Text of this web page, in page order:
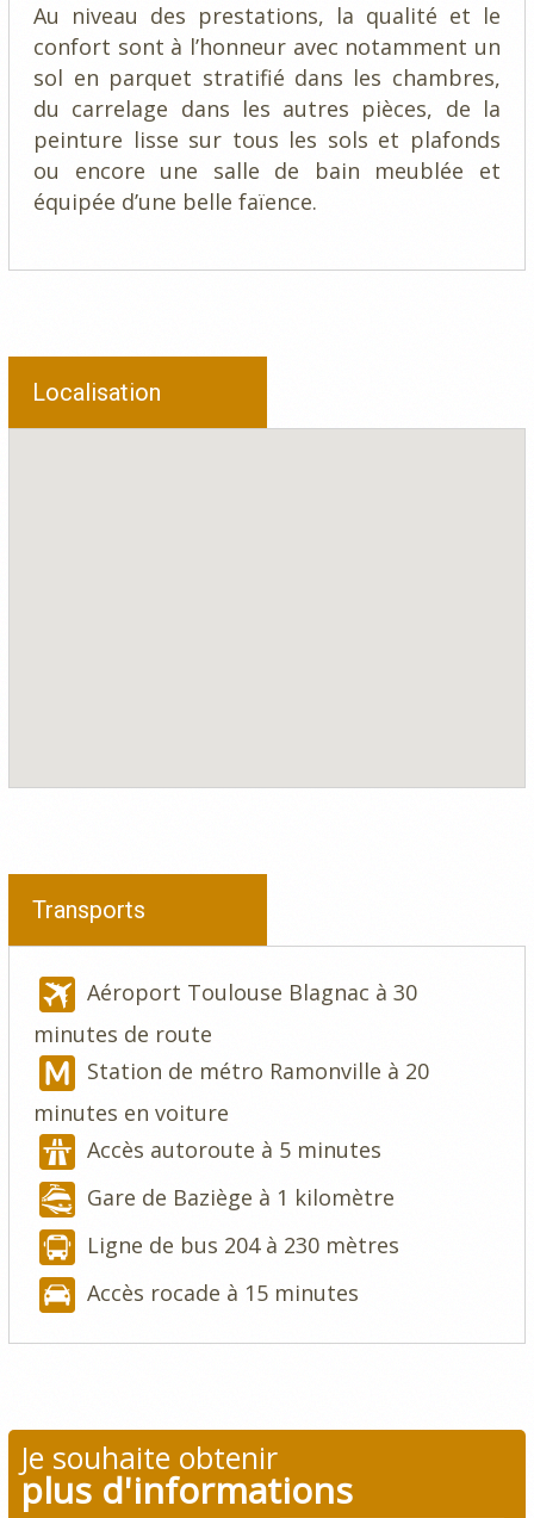
Au niveau des prestations, la qualité et le
confort sont à l’honneur avec notamment un
sol en parquet stratifié dans les chambres,
du carrelage dans les autres pièces, de la
peinture lisse sur tous les sols et plafonds
ou encore une salle de bain meublée et
équipée d’une belle faïence.
Localisation
Transports
Aéroport Toulouse Blagnac à 30
minutes de route
Station de métro Ramonville à 20
minutes en voiture
Accès autoroute à 5 minutes
Gare de Baziège à 1 kilomètre
Ligne de bus 204 à 230 mètres
Accès rocade à 15 minutes
Je souhaite obtenir
plus d'informations